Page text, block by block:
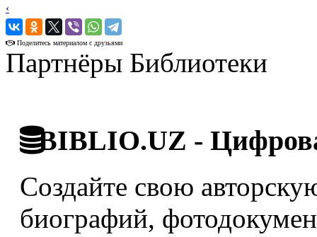
‹
›
Поделитесь материалом с друзьями
Партнёры Библиотеки
BIBLIO.UZ -
Создайте свою
биографий,